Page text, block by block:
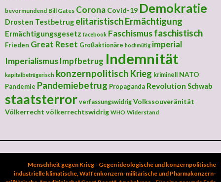
bevormundend Bill Gates Corona Covid-19 Demokratie
Drosten Testbetrug elitaristischErmächtigung
Ermächtigungsgesetz facebook Faschismusfaschistisch
Frieden Great Reset Großaktionäre hochmütig imperial
Imperialismus Impfbetrug Indemnität
kapitalbetrügerisch konzernpolitisch Krieg kriminell
NATO
Pandemie Pandemiebetrug Propaganda Revolution Schwab
staatsterror verfassungswidrig Volkssouveränität
Völkerrecht völkerrechtswidrig WHO Widerstand
Menschheit gegen Krieg - Gegen ideologische und konzernpolitische
industrielle klimatische, Waffenkonzern-militärische und Pharmakonzern-